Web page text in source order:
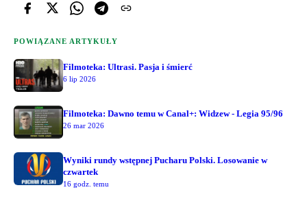
POWIĄZANE ARTYKUŁY
Filmoteka: Ultrasi. Pasja i śmierć
6 lip 2026
Filmoteka: Dawno temu w Canal+: Widzew - Legia 95/96
26 mar 2026
Wyniki rundy wstępnej Pucharu Polski. Losowanie w
czwartek
16 godz. temu